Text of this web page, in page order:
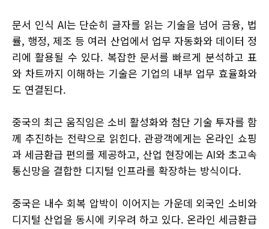
문서 인식 AI는 단순히 글자를 읽는 기술을 넘어 금융, 법
률, 행정, 제조 등 여러 산업에서 업무 자동화와 데이터 정
리에 활용될 수 있다. 복잡한 문서를 빠르게 분석하고 표
와 차트까지 이해하는 기술은 기업의 내부 업무 효율화와
도 연결된다.
중국의 최근 움직임은 소비 활성화와 첨단 기술 투자를 함
께 추진하는 전략으로 읽힌다. 관광객에게는 온라인 쇼핑
과 세금환급 편의를 제공하고, 산업 현장에는 AI와 초고속
통신망을 결합한 디지털 인프라를 확장하는 방식이다.
중국은 내수 회복 압박이 이어지는 가운데 외국인 소비와
디지털 산업을 동시에 키우려 하고 있다. 온라인 세금환급